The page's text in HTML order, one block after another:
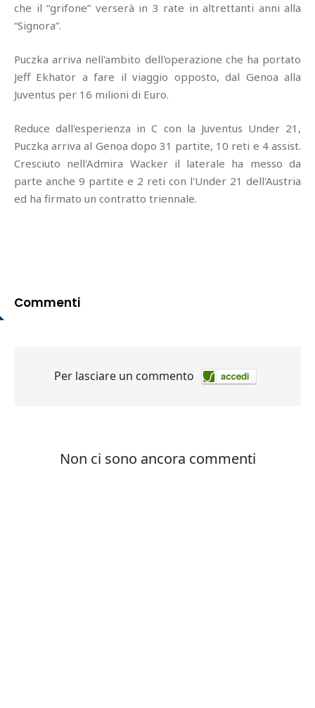
che il “grifone” verserà in 3 rate in altrettanti anni alla
“Signora”.
Puczka arriva nell'ambito dell'operazione che ha portato
Jeff Ekhator a fare il viaggio opposto, dal Genoa alla
Juventus per 16 milioni di Euro.
Reduce dall'esperienza in C con la Juventus Under 21,
Puczka arriva al Genoa dopo 31 partite, 10 reti e 4 assist.
Cresciuto nell'Admira Wacker il laterale ha messo da
parte anche 9 partite e 2 reti con l'Under 21 dell'Austria
ed ha firmato un contratto triennale.
Commenti